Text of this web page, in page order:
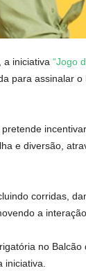
a iniciativa “Jogo
para assinalar o
e diversão,
corridas,
a
no